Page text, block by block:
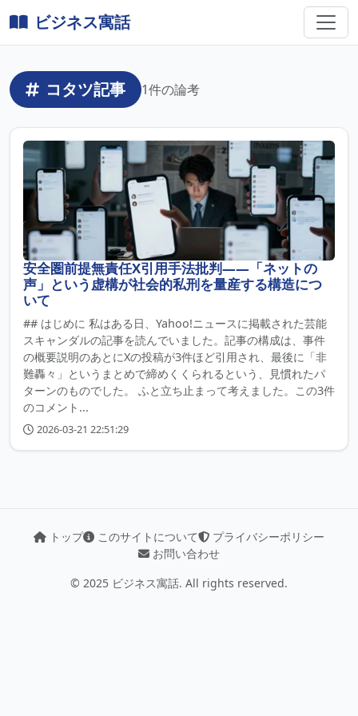
ビジネス寓話
コタツ記事 1件の論考
安全圏前提無責任X引用手法批判——「ネットの
声」という虚構が社会的私刑を量産する構造につ
いて
## はじめに 私はある日、Yahoo!ニュースに掲載された芸能
スキャンダルの記事を読んでいました。記事の構成は、事件
の概要説明のあとにXの投稿が3件ほど引用され、最後に「非
難轟々」というまとめで締めくくられるという、見慣れたパ
ターンのものでした。 ふと立ち止まって考えました。この3件
のコメント...
2026-03-21 22:51:29
トップ このサイトについて
プライバシーポリシー
お問い合わせ
© 2025 ビジネス寓話. All rights reserved.